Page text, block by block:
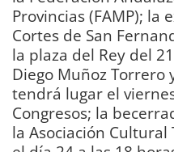
Provincias (FAMP); la
Cortes de San
la plaza del Rey del
Diego Muñoz Torrero
tendrá lugar el
Congresos; la
la Asociación